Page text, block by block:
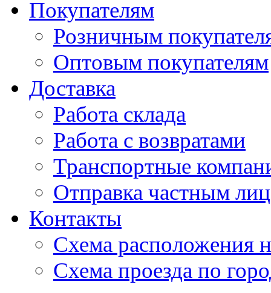
Покупателям
Розничным
Оптовым покупателям
Доставка
Работа склада
Работа с возвратами
Транспортные
Отправка частным
Контакты
Схема расположения
Схема проезда по